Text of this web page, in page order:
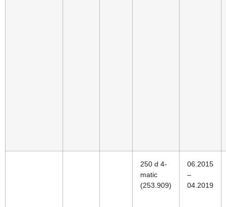
250 d 4-
matic
(253.909)
06.2015
–
04.2019